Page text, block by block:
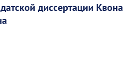
диссертации Квона